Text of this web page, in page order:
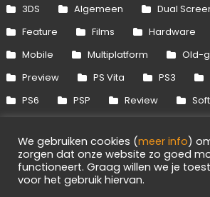
3DS Algemeen Dual
Feature
Films Hardware
Mobile
Multiplatform Old-
Preview
PS Vita PS3
PS6
PSP Review
Xbox 360
Xbox One Xbox
We gebruiken cookies (meer info)
zorgen dat onze website zo goed
functioneert. Graag willen we je
voor het gebruik hiervan.